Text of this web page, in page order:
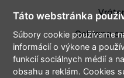
Ochrana
Táto webstránka
Súbory cookie používame
informácií o výkone a
funkcií sociálnych médií a
obsahu a reklám. Cookies